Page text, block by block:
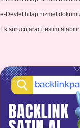
e-Devlet hitap hizmet
Ek sürücü aracı teslim